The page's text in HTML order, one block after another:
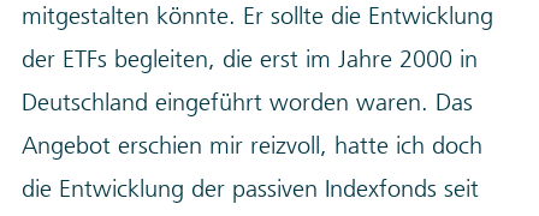
mitgestalten könnte. Er sollte die Entwicklung
der ETFs begleiten, die erst im Jahre 2000 in
Deutschland eingeführt worden waren. Das
Angebot erschien mir reizvoll, hatte ich doch
die Entwicklung der passiven Indexfonds seit